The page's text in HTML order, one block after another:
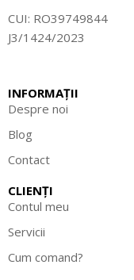
CUI: RO39749844
J3/1424/2023
INFORMAȚII
Despre noi
Blog
Contact
CLIENȚI
Contul meu
Servicii
Cum comand?